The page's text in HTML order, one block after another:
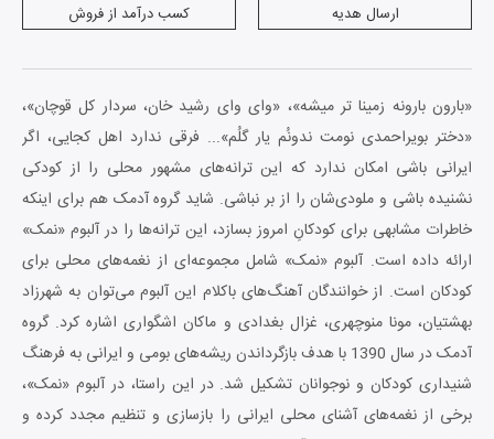
ارسال هدیه کسب درآمد از فروش
«بارون بارونه زمینا تر میشه»، «وای وای رشید خان، سردار کل قوچان»،
«دختر بویراحمدی نومت ندونُم یار گلُم»... فرقی ندارد اهل کجایی، اگر
ایرانی باشی امکان ندارد که این ترانه‌های مشهور محلی را از کودکی
نشنیده باشی و ملودی‌شان را از بر نباشی. شاید گروه آدمک هم برای اینکه
خاطرات مشابهی برای کودکانِ امروز بسازد، این ترانه‌ها را در آلبوم «نمک»
ارائه داده است. آلبوم «نمک» شامل مجموعه‌ای از نغمه‌های محلی برای
کودکان است. از خوانندگان آهنگ‌های باکلام این آلبوم می‌توان به شهرزاد
بهشتیان، مونا منوچهری، غزال بغدادی و ماکان اشگواری اشاره کرد. گروه
آدمک در سال 1390 با هدف بازگرداندن ریشه‌های بومی و ایرانی به فرهنگ
شنیداری کودکان و نوجوانان تشکیل شد. در این راستا، در آلبوم «نمک»،
برخی از نغمه‌های آشنای محلی ایرانی را بازسازی و تنظیم مجدد کرده و